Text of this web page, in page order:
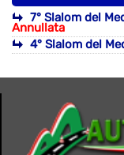
7° Slalom del
Annullata
4° Slalom del